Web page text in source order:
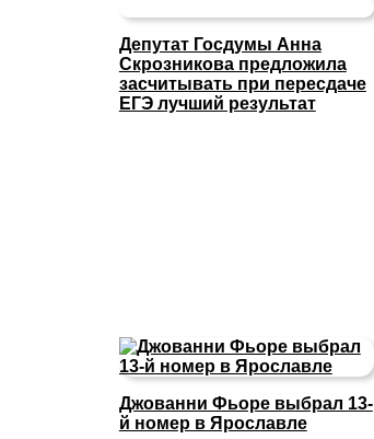
Депутат Госдумы Анна
Скрозникова предложила
засчитывать при пересдаче
ЕГЭ лучший результат
Джованни Фьоре выбрал 13-
й номер в Ярославле